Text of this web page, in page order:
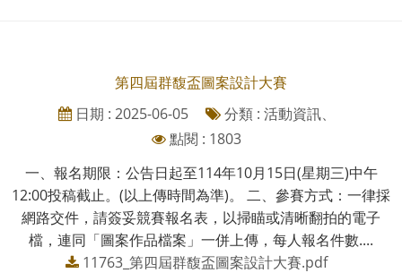
第四屆群馥盃圖案設計大賽
日期 : 2025-06-05
分類 : 活動資訊、
點閱 : 1803
一、報名期限：公告日起至114年10月15日(星期三)中午
12:00投稿截止。(以上傳時間為準)。 二、參賽方式：一律採
網路交件，請簽妥競賽報名表，以掃瞄或清晰翻拍的電子
檔，連同「圖案作品檔案」一併上傳，每人報名件數....
11763_第四屆群馥盃圖案設計大賽.pdf